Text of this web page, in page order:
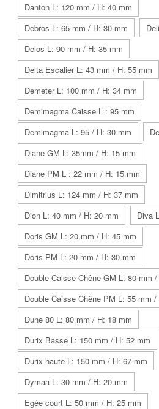
Danton L: 120 mm / H: 40 mm
Debros L: 65 mm / H: 30 mm
Delos L: 90 mm / H: 35 mm
Delta Escalier L: 43 mm / H: 55 mm
Demeter L: 100 mm / H: 34 mm
Demimagma Caisse L : 95 mm
Demimagma L: 95 / H: 30 mm
Diane GM L: 35mm / H: 15 mm
Diane PM L : 22 mm / H: 15 mm
Dimitrius L: 124 mm / H: 37 mm
Dion L: 40 mm / H: 20 mm
Diva
Doris GM L: 20 mm / H: 45 mm
Doris PM L: 20 mm / H: 30 mm
Double Caisse Chêne GM L: 80 mm
Double Caisse Chêne PM L: 55 mm
Dune 80 L: 80 mm / H: 18 mm
Durix Basse L: 150 mm / H: 52 mm
Durix haute L: 150 mm / H: 67 mm
Dymaa L: 30 mm / H: 20 mm
Egée court L: 50 mm / H: 25 mm